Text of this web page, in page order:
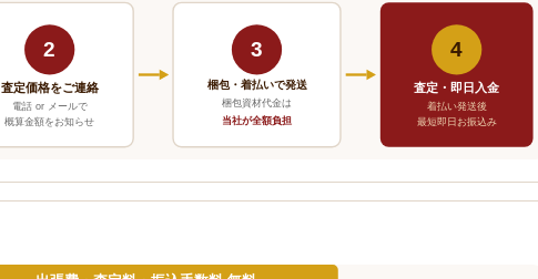
2
査定価格をご連絡
電話 or メールで
概算金額をお知らせ
3
梱包・着払いで発送
梱包資材代金は
当社が全額負担
4
査定・即日入金
着払い発送後
最短即日お振込み